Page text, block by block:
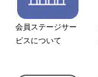
会員ステージサー
ビスについて